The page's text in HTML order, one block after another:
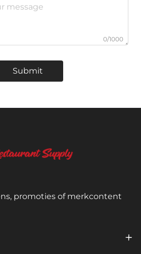
0/1000
Submit
promoties of merkcontent